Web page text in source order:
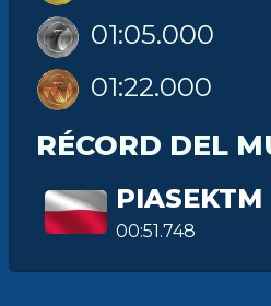
01:05.000
01:22.000
RÉCORD DEL
PIASEKTM
00:51.748